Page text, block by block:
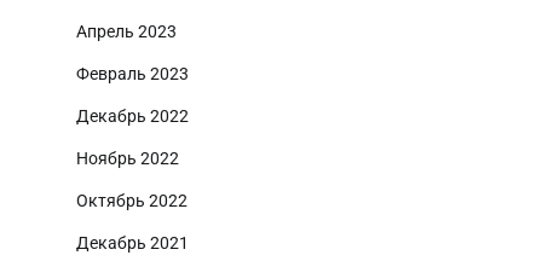
Апрель 2023
Февраль 2023
Декабрь 2022
Ноябрь 2022
Октябрь 2022
Декабрь 2021